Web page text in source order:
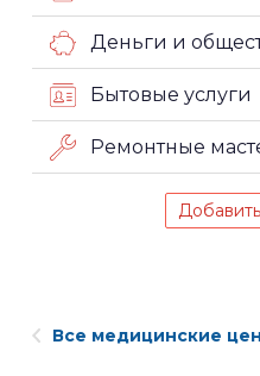
Деньги и
Бытовые услуги
Ремонтные
Все медицинские